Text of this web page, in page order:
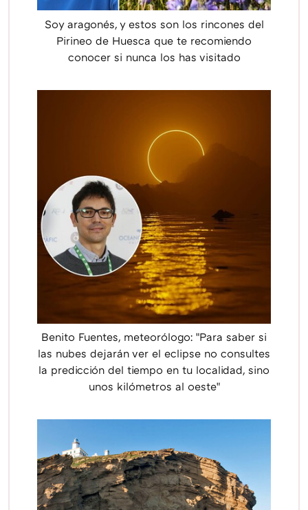
Soy aragonés, y estos son los rincones del
Pirineo de Huesca que te recomiendo
conocer si nunca los has visitado
Benito Fuentes, meteorólogo: "Para saber si
las nubes dejarán ver el eclipse no consultes
la predicción del tiempo en tu localidad, sino
unos kilómetros al oeste"